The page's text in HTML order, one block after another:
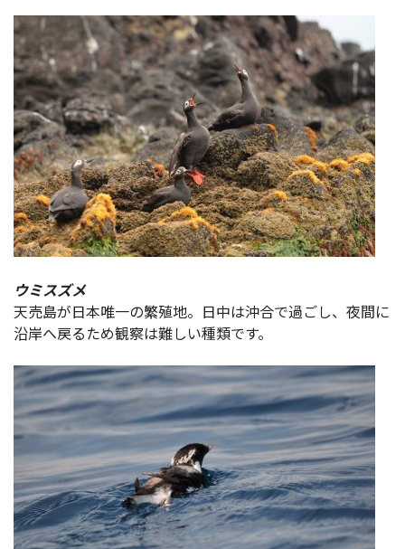
ウミスズメ
天売島が日本唯一の繁殖地。日中は沖合で過ごし、夜間に
沿岸へ戻るため観察は難しい種類です。